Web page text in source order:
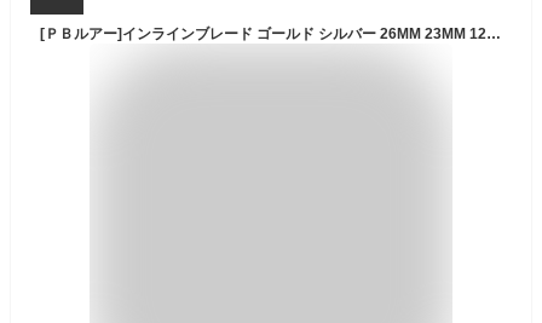
[ＰＢルアー]インラインブレード ゴールド シルバー 26MM 23MM 12枚セット (26, ゴールド)